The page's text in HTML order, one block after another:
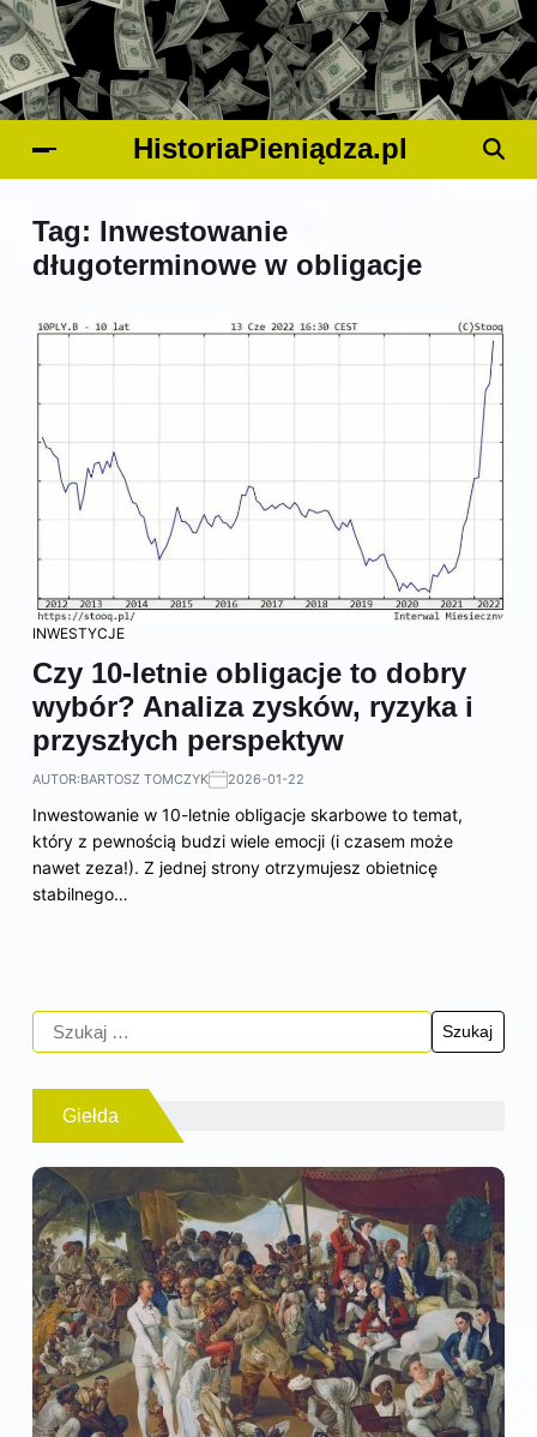
HistoriaPieniądza.pl
Tag: Inwestowanie
długoterminowe w obligacje
INWESTYCJE
Czy 10-letnie obligacje to dobry
wybór? Analiza zysków, ryzyka i
przyszłych perspektyw
AUTOR:BARTOSZ TOMCZYK 2026-01-22
Inwestowanie w 10-letnie obligacje skarbowe to temat,
który z pewnością budzi wiele emocji (i czasem może
nawet zeza!). Z jednej strony otrzymujesz obietnicę
stabilnego…
Giełda